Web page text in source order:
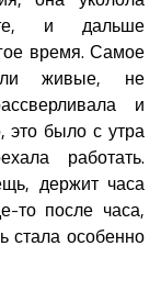
и дальше
время. Самое
живые, не
и
было с утра
работать.
держит часа
то после часа,
стала особенно